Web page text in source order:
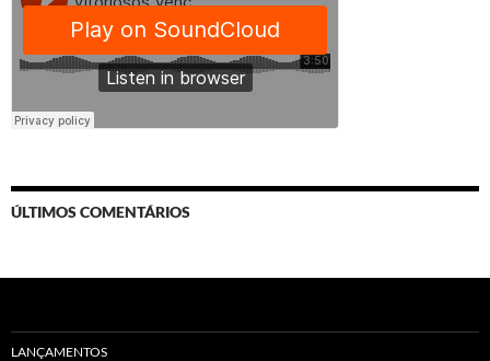
ÚLTIMOS COMENTÁRIOS
LANÇAMENTOS